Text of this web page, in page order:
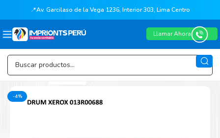
📍Av. Garcilaso de la Vega 1236, Interior 303, Lima Centro
Llamar Ahora
-4%